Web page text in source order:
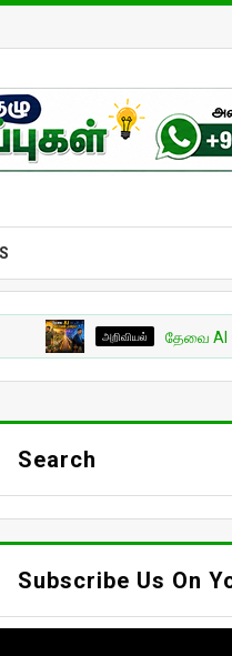
அறிவியல் தேவை AI —
Search
Subscribe Us On